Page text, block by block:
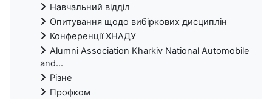
Навчальний відділ
Опитування щодо вибіркових дисциплін
Конференції ХНАДУ
Alumni Association Kharkiv National Automobile
and...
Різне
Профком